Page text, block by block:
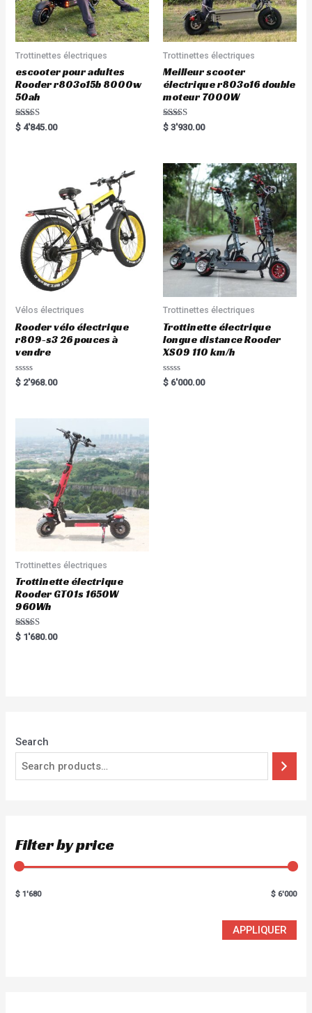
Search
Filter by price
$ 1'680 $ 6'000
APPLIQUER
Trottinettes électriques
escooter pour adultes
Rooder r803o15b 8000w
50ah
Rated
5.00
$ 4'845.00
Trottinettes électriques
Meilleur scooter
électrique r803o16 double
moteur 7000W
Rated
5.00
$ 3'930.00
Vélos électriques
Rooder vélo électrique
r809-s3 26 pouces à
vendre
Rated
0
$ 2'968.00
Trottinettes électriques
Trottinette électrique
longue distance Rooder
XS09 110 km/h
Rated
0
$ 6'000.00
Trottinettes électriques
Trottinette électrique
Rooder GT01s 1650W
960Wh
Rated
5.00
$ 1'680.00